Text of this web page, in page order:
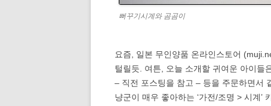
뻐꾸기시계와 곰곰이
요즘, 일본 무인양품 온라인스토어
털릴듯. 여튼, 오늘 소개할 귀여운 아이들
– 직전 포스팅을 참고 – 등을 주문하면서
냥군이 매우 좋아하는 ‘가전/조명 > 시계